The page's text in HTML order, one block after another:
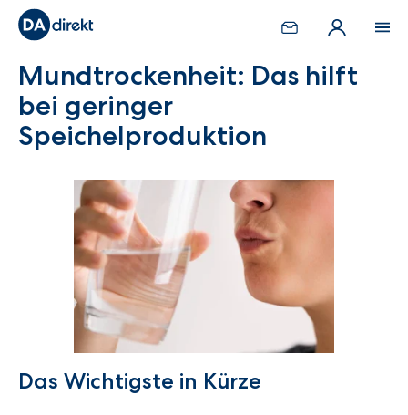
Mundtrockenheit: Das hilft
bei geringer
Speichelproduktion
Das Wichtigste in Kürze